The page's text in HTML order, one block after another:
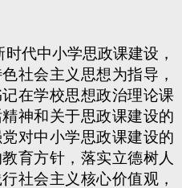
时代中小学思政课建设，
社会主义思想为指导，
在学校思想政治理论课
神和关于思政课建设的
对中小学思政课建设的
育方针，落实立德树人
社会主义核心价值观，